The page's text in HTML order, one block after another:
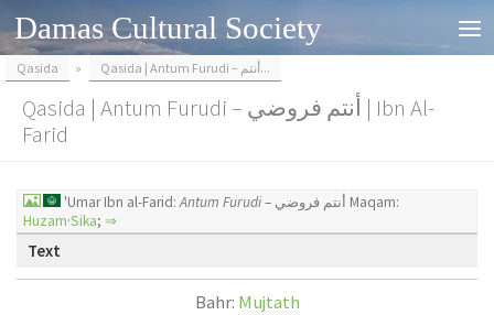
Skip to content
Damas Cultural Society
Qasida » Qasida | Antum Furudi – أنتم...
Qasida | Antum Furudi – أنتم فروضي | Ibn Al-
Farid
'Umar Ibn al-Farid:Antum Furudi
– أنتم فروضي Maqam:
Huzam·Sika; ⇒
Text
Bahr: Mujtath